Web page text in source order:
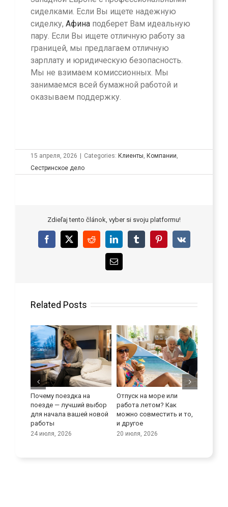
сиделками. Если Вы ищете надежную
сиделку, Афина подберет Вам идеальную
пару. Если Вы ищете отличную работу за
границей, мы предлагаем отличную
зарплату и юридическую безопасность.
Мы не взимаем комиссионных. Мы
занимаемся всей бумажной работой и
оказываем поддержку.
15 апреля, 2026 Categories: Клиенты, Компании,
Сестринское дело
Zdieľaj tento článok, vyber si svoju platformu!
Facebook
X RedditLinkedInTumblrPinterest
Vk
Email
Related Posts
Отпуск на море или
работа летом? Как
можно совместить и то,
и другое
20 июля, 2026
Улучшите свои
языковые навыки
9 июля, 2026
потенциала